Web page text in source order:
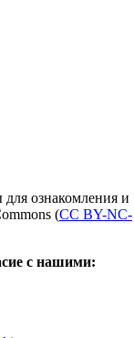
ознакомления и
(CC BY-NC-
с нашими: